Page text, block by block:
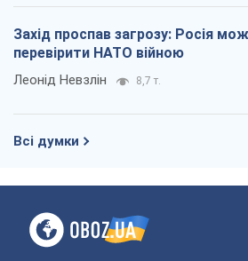
Захід проспав загрозу: Росія
перевірити НАТО війною
Леонід Невзлін 8,7 т.
Всі думки